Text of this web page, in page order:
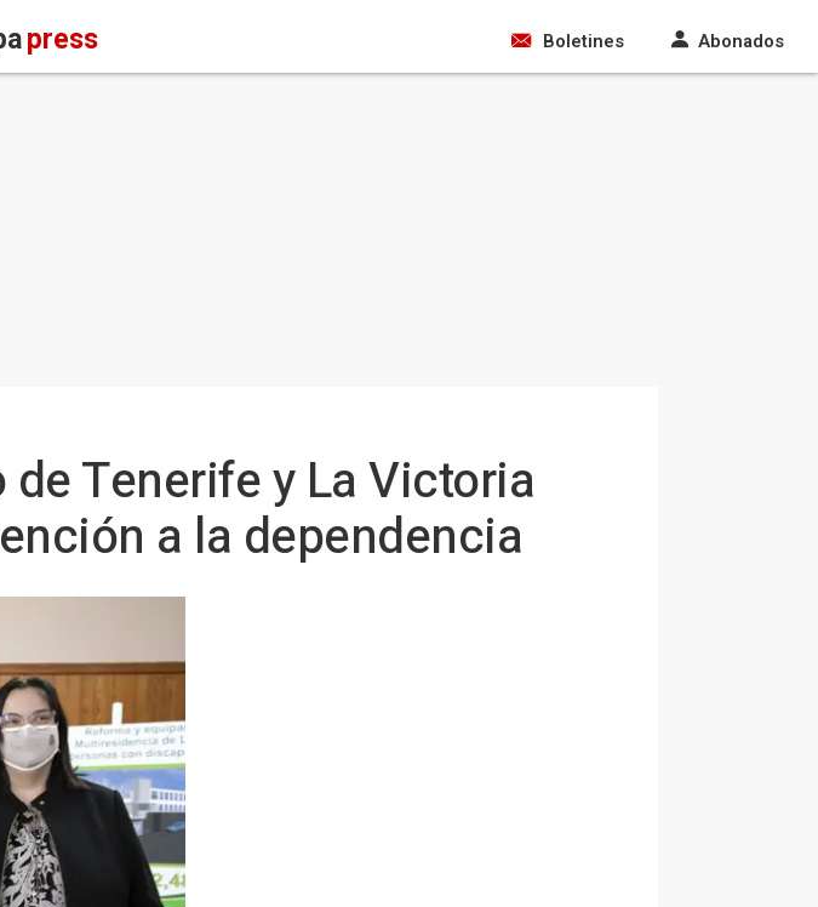
press Boletines Abonados
Tenerife y La Victoria
a la dependencia